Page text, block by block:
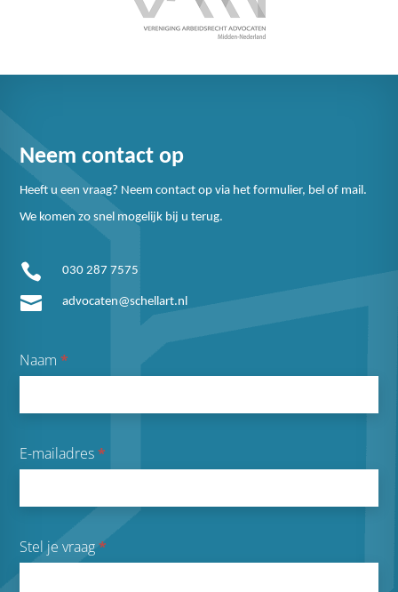
Neem contact op
Heeft u een vraag? Neem contact op via het formulier, bel of mail.
We komen zo snel mogelijk bij u terug.
 030 287 7575
 advocaten@schellart.nl
Naam*
E-mailadres*
Stel je vraag*